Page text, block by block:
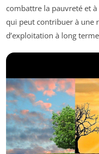
combattre la pauvreté et
qui peut contribuer à une
d’exploitation à long